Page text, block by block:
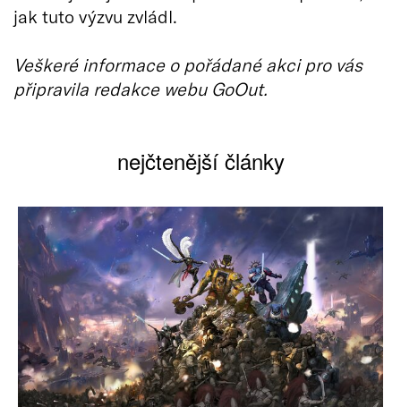
jak tuto výzvu zvládl.
Veškeré informace o pořádané akci pro vás
připravila redakce webu GoOut.
nejčtenější články